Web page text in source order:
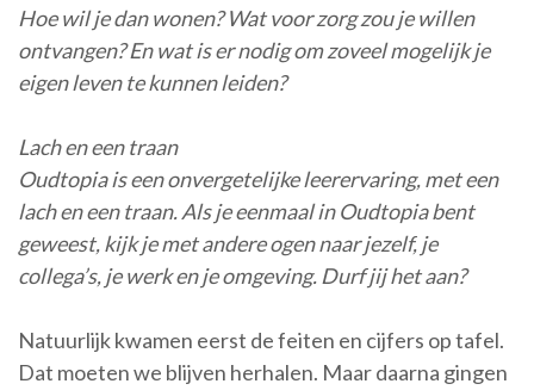
Hoe wil je dan wonen? Wat voor zorg zou je willen
ontvangen? En wat is er nodig om zoveel mogelijk je
eigen leven te kunnen leiden?
Lach en een traan
Oudtopia is een onvergetelijke leerervaring, met een
lach en een traan. Als je eenmaal in Oudtopia bent
geweest, kijk je met andere ogen naar jezelf, je
collega’s, je werk en je omgeving. Durf jij het aan?
Natuurlijk kwamen eerst de feiten en cijfers op tafel.
Dat moeten we blijven herhalen. Maar daarna gingen